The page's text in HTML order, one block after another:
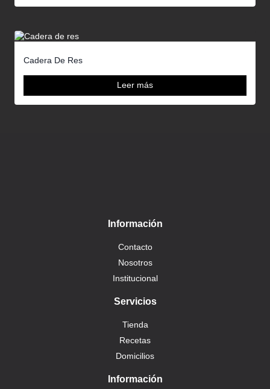
Cadera De Res
Leer más
Información
Contacto
Nosotros
Institucional
Servicios
Tienda
Recetas
Domicilios
Información